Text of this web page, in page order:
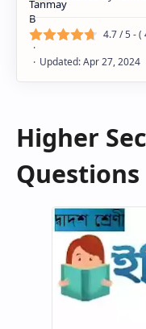
4.7/ 5 - (
Higher
Questions |